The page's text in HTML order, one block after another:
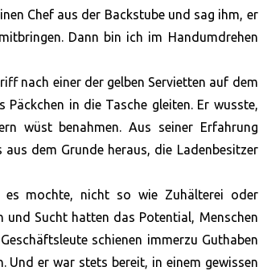
Chef aus der Backstube und sag ihm, er
Dann bin ich im Handumdrehen
nach einer der gelben Servietten auf dem
in die Tasche gleiten. Er wusste,
wüst benahmen. Aus seiner Erfahrung
dem Grunde heraus, die Ladenbesitzer
es mochte, nicht so wie Zuhälterei oder
und Sucht hatten das Potential, Menschen
schienen immerzu Guthaben
Und er war stets bereit, in einem gewissen